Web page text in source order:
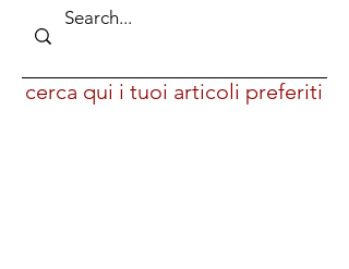
cerca qui i tuoi articoli preferiti